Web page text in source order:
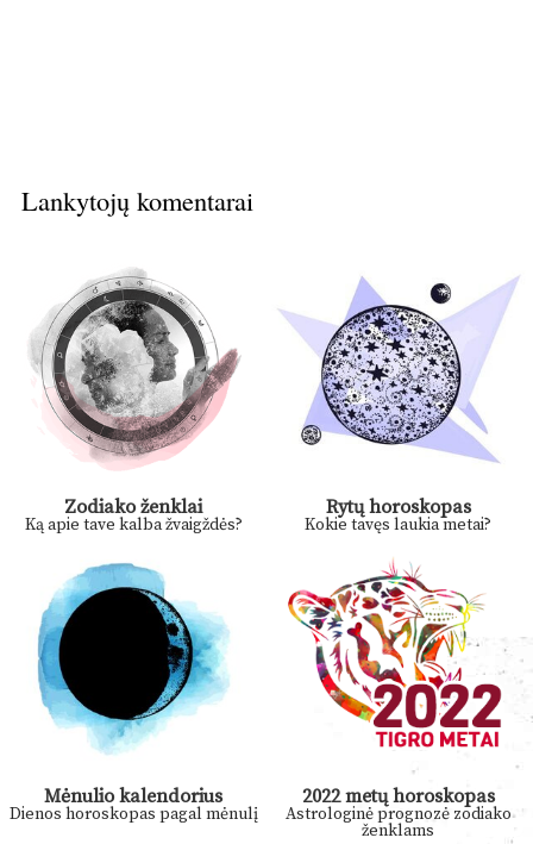
Lankytojų komentarai
Zodiako ženklai
Ką apie tave kalba žvaigždės?
Rytų horoskopas
Kokie tavęs laukia metai?
Mėnulio kalendorius
Dienos horoskopas pagal mėnulį
2022 metų horoskopas
Astrologinė prognozė zodiako
ženklams